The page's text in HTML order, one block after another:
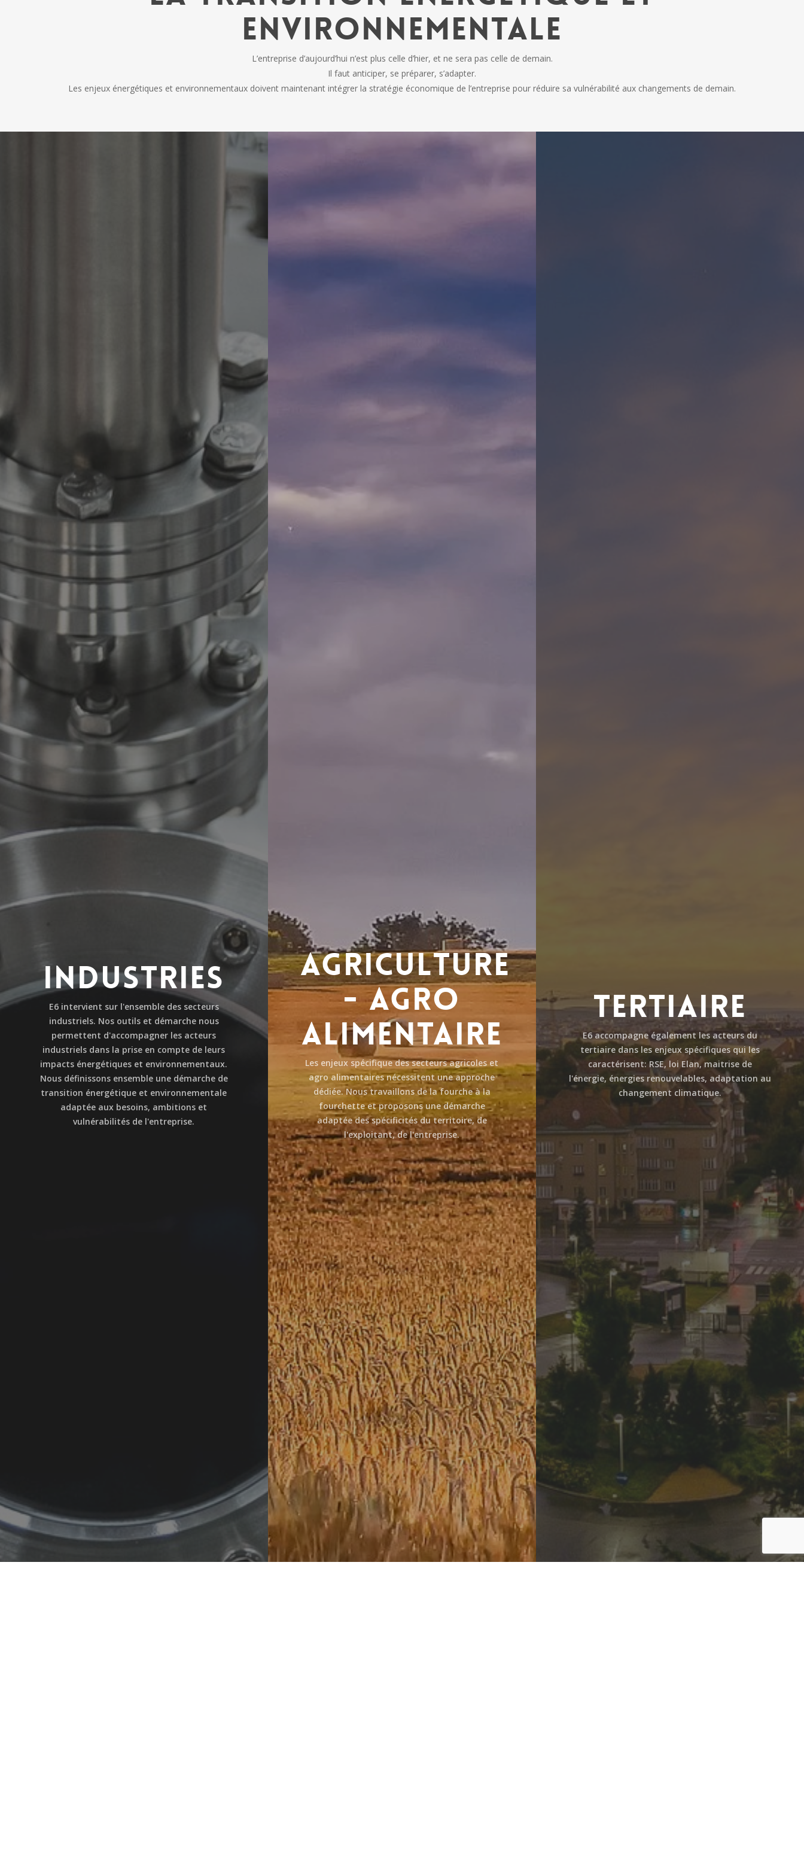
environnementale
L’entreprise d’aujourd’hui n’est plus celle d’hier, et ne sera pas celle de demain.
Il faut anticiper, se préparer, s’adapter.
Les enjeux énergétiques et environnementaux doivent maintenant intégrer la stratégie économique de l’entreprise pour réduire sa vulnérabilité aux changements de demain.
INDUSTRIES
E6 intervient sur l'ensemble des secteurs
industriels. Nos outils et démarche nous
permettent d'accompagner les acteurs
industriels dans la prise en compte de leurs
impacts énergétiques et environnementaux.
Nous définissons ensemble une démarche de
transition énergétique et environnementale
adaptée aux besoins, ambitions et
vulnérabilités de l'entreprise.
AGRICULTURE
- AGRO
ALIMENTAIRE
Les enjeux spécifique des secteurs agricoles et
agro alimentaires nécessitent une approche
dédiée. Nous travaillons de la fourche à la
fourchette et proposons une démarche
adaptée des spécificités du territoire, de
l'exploitant, de l'entreprise.
TERTIAIRE
E6 accompagne également les acteurs du
tertiaire dans les enjeux spécifiques qui les
caractérisent: RSE, loi Elan, maitrise de
l'énergie, énergies renouvelables, adaptation au
changement climatique.